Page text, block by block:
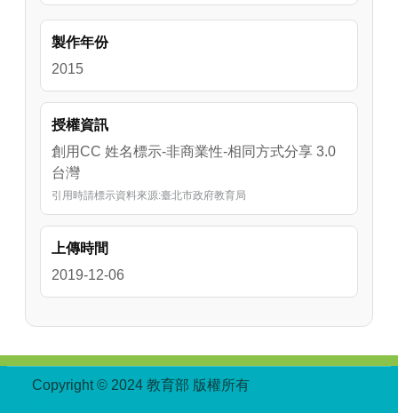
製作年份
2015
授權資訊
創用CC 姓名標示-非商業性-相同方式分享 3.0
台灣
引用時請標示資料來源:臺北市政府教育局
上傳時間
2019-12-06
Copyright © 2024 教育部 版權所有